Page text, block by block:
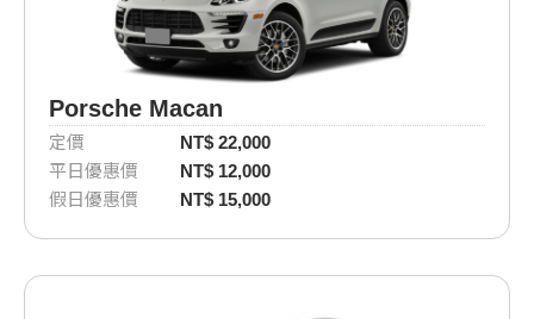
Porsche Macan
定價
NT$ 22,000
平日優惠價
NT$ 12,000
假日優惠價
NT$ 15,000